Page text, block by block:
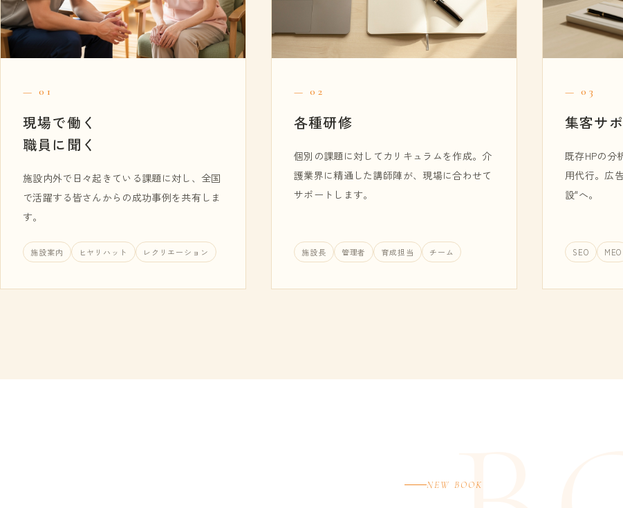
— 01
現場で働く
職員に聞く
施設内外で日々起きている課題に対し、全国
で活躍する皆さんからの成功事例を共有しま
す。
施設案内 ヒヤリハット レクリエーション
— 02
各種研修
個別の課題に対してカリキュラムを作成。介
護業界に精通した講師陣が、現場に合わせて
サポートします。
施設長 管理者 育成担当 チーム
— 03
集客サ
既存HPの分
用代行。広
設"へ。
SEO MEO
NEW BOOK